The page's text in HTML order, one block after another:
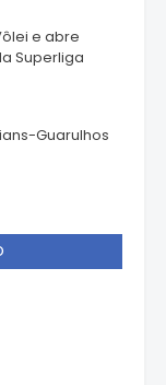
e abre
Superliga
Guarulhos